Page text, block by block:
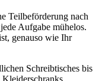
Teilbeförderung nach
Aufgabe mühelos.
genauso wie Ihr
Schreibtisches bis
Kleiderschranks